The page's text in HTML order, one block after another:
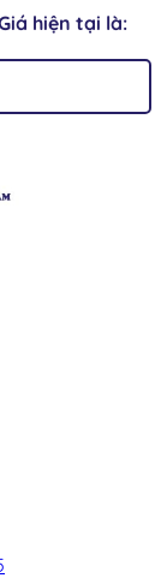
hiện tại là: